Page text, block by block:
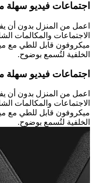
اجتماعات فيديو سهلة
اعمل من المنزل بدون أن
الاجتماعات والمكالمات
ميكروفون قابل للطي مع
الخلفية لتُسمع بوضوح.
اجتماعات فيديو سهلة
اعمل من المنزل بدون أن
الاجتماعات والمكالمات
ميكروفون قابل للطي مع
الخلفية لتُسمع بوضوح.